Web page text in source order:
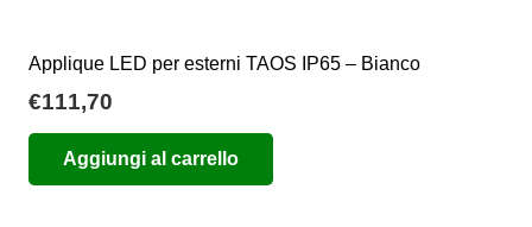
Applique LED per esterni TAOS IP65 – Bianco
€111,70
Aggiungi al carrello